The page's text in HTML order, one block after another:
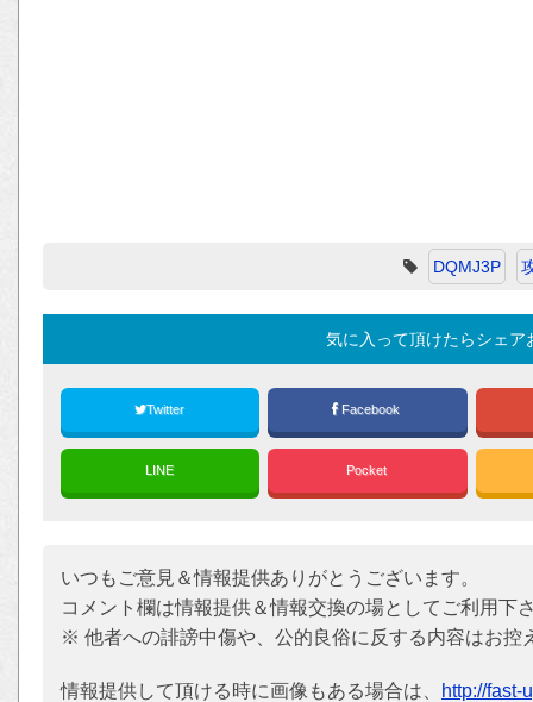
DQMJ3P
気に入って頂けたらシェア
Twitter Facebook
LINE Pocket
いつもご意見＆情報提供ありがとうございます。
コメント欄は情報提供＆情報交換の場としてご利用下
※ 他者への誹謗中傷や、公的良俗に反する内容はお控
情報提供して頂ける時に画像もある場合は、 http://fast-